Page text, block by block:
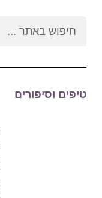
טיפים וסיפורים